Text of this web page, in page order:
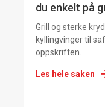
du enkelt på
Grill og sterke
kyllingvinger til
oppskriften.
Les hele saken